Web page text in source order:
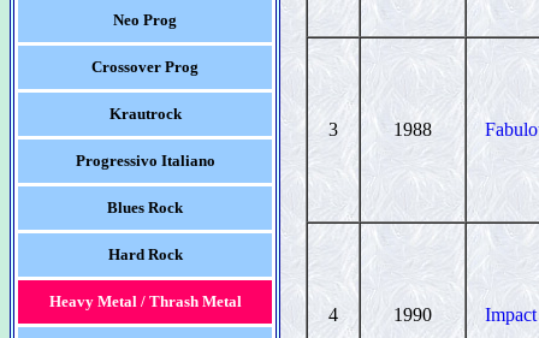
Neo Prog
Crossover Prog
Krautrock
Progressivo Italiano
Blues Rock
Hard Rock
Heavy Metal / Thrash Metal
3 1988
4 1990